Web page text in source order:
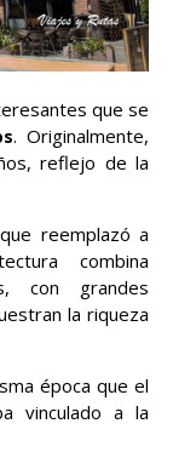
que se
. Originalmente,
reflejo de la
reemplazó a
combina
con grandes
la riqueza
época que el
vinculado a la